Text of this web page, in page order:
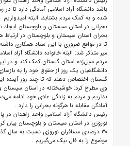
باشد دانشگاه آزاد اسلامی آمادگی دارد تا در
شده و به کمک مردم بشتابد، البته
بحرانی در استان سیستان و بلوچستان ایجاد
بحران استان سیستان و بلوچستان در ارتباط
تا در مواقع ضروری با این ستاد همکاری
میر متذکر شد: البته خانواده دانشگاه آزاد
مردم سیل‌زده استان گلستان کمک‌ کند و در
دانشگاهیان یک روز از حقوق خود را به
گلستان اختصاص دهند که تا چند روز
وی مطرح کرد: خوشبختانه در استان
نداریم و مردم به زندگی عادی خود ادامه
آمادگی مقابله با هرگونه بحرانی را دارد .
رئیس دانشگاه آزاد اسلامی واحد زاهدان در
نوروزی در استان سیستان و بلوچستان بیان
۳۰ درصدی مسافران نوروزی نسبت به سال
موضوع را به فال نیک می‌گیریم .